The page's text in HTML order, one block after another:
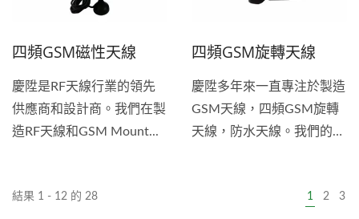
國際市場的嚴格質量要求，
GSM天線和PCB天線製造
商中享有盛譽。
導向的GSM天線和GSM磁
性天線製造商方面享有盛
譽。如果您正在尋找GSM
磁性天線，請隨時與我們聯
四頻GSM磁性天線
慶陞是RF天線行業的領先
供應商和設計商。我們在製
造RF天線和GSM Mount...
四頻GSM旋轉天線
慶陞多年來一直專注於製造
GSM天線，四頻GSM旋轉
天線，防水天線。我們的目
產品。優質的產品和有競爭
結果 1 - 12 的 28 1 2 3